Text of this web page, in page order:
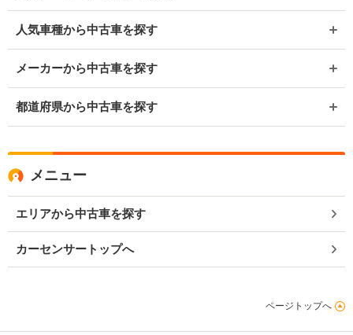
人気車種から中古車を探す
メーカーから中古車を探す
都道府県から中古車を探す
メニュー
エリアから中古車を探す
カーセンサートップへ
ページトップへ